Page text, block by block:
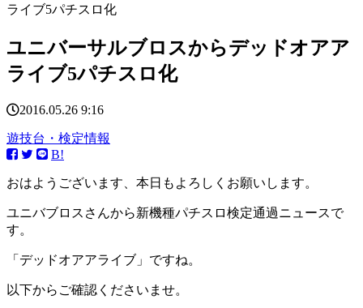
ライブ5パチスロ化
ユニバーサルブロスからデッドオアア
ライブ5パチスロ化
2016.05.26 9:16
遊技台・検定情報
B!
おはようございます、本日もよろしくお願いします。
ユニバブロスさんから新機種パチスロ検定通過ニュースで
す。
「デッドオアアライブ」ですね。
以下からご確認くださいませ。